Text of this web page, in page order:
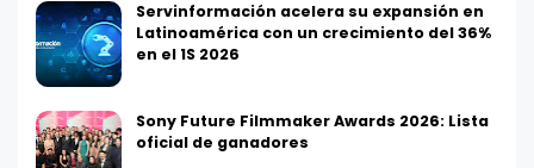
Servinformación acelera su expansión en
Latinoamérica con un crecimiento del 36%
en el 1S 2026
Sony Future Filmmaker Awards 2026: Lista
oficial de ganadores